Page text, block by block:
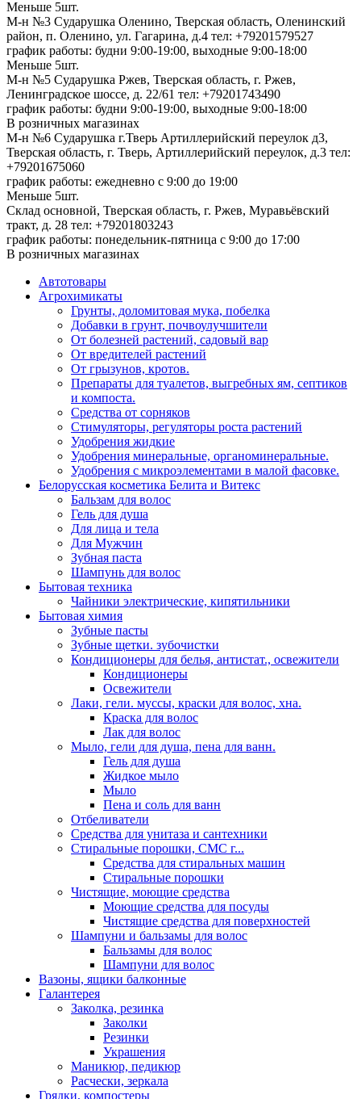
Меньше 5шт.
М-н №3 Сударушка Оленино, Тверская область, Оленинский
район, п. Оленино, ул. Гагарина, д.4 тел: +79201579527
график работы: будни 9:00-19:00, выходные 9:00-18:00
Меньше 5шт.
М-н №5 Сударушка Ржев, Тверская область, г. Ржев,
Ленинградское шоссе, д. 22/61 тел: +79201743490
график работы: будни 9:00-19:00, выходные 9:00-18:00
В розничных магазинах
М-н №6 Сударушка г.Тверь Артиллерийский переулок д3,
Тверская область, г. Тверь, Артиллерийский переулок, д.3 тел:
+79201675060
график работы: ежедневно с 9:00 до 19:00
Меньше 5шт.
Склад основной, Тверская область, г. Ржев, Муравьёвский
тракт, д. 28 тел: +79201803243
график работы: понедельник-пятница с 9:00 до 17:00
В розничных магазинах
Автотовары
Агрохимикаты
Грунты, доломитовая мука, побелка
Добавки в грунт, почвоулучшители
От болезней растений, садовый вар
От вредителей растений
От грызунов, кротов.
Препараты для туалетов, выгребных ям, септиков
и компоста.
Средства от сорняков
Стимуляторы, регуляторы роста растений
Удобрения жидкие
Удобрения минеральные, органоминеральные.
Удобрения с микроэлементами в малой фасовке.
Белорусская косметика Белита и Витекс
Бальзам для волос
Гель для душа
Для лица и тела
Для Мужчин
Зубная паста
Шампунь для волос
Бытовая техника
Чайники электрические, кипятильники
Бытовая химия
Зубные пасты
Зубные щетки. зубочистки
Кондиционеры для белья, антистат., освежители
Кондиционеры
Освежители
Лаки, гели. муссы, краски для волос, хна.
Краска для волос
Лак для волос
Мыло, гели для душа, пена для ванн.
Гель для душа
Жидкое мыло
Мыло
Пена и соль для ванн
Отбеливатели
Средства для унитаза и сантехники
Стиральные порошки, СМС г...
Средства для стиральных машин
Стиральные порошки
Чистящие, моющие средства
Моющие средства для посуды
Чистящие средства для поверхностей
Шампуни и бальзамы для волос
Бальзамы для волос
Шампуни для волос
Вазоны, ящики балконные
Галантерея
Заколка, резинка
Заколки
Резинки
Украшения
Маникюр, педикюр
Расчески, зеркала
Грядки, компостеры